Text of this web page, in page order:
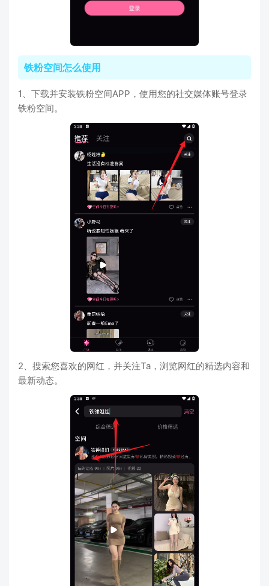
铁粉空间怎么使用
1、下载并安装铁粉空间APP，使用您的社交媒体账号登录
铁粉空间。
2、搜索您喜欢的网红，并关注Ta，浏览网红的精选内容和
最新动态。